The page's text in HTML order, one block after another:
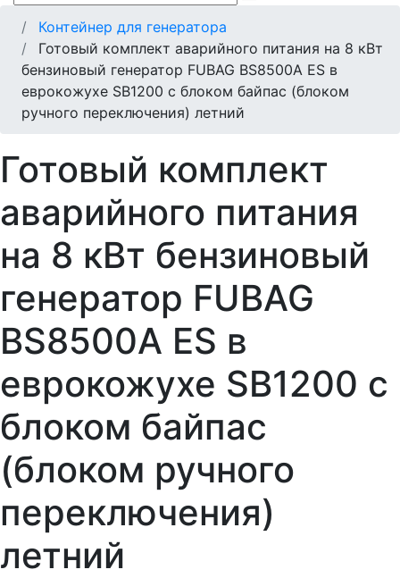
Контейнер для генератора
Готовый комплект аварийного питания на 8 кВт
бензиновый генератор FUBAG BS8500A ES в
еврокожухе SB1200 с блоком байпас (блоком
ручного переключения) летний
Готовый комплект
аварийного питания
на 8 кВт бензиновый
генератор FUBAG
BS8500A ES в
еврокожухе SB1200 с
блоком байпас
(блоком ручного
переключения)
летний